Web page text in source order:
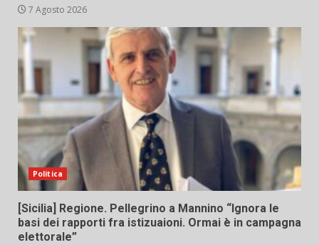
7 Agosto 2026
Politica
[Sicilia] Regione. Pellegrino a Mannino “Ignora le
basi dei rapporti fra istizuaioni. Ormai è in campagna
elettorale”